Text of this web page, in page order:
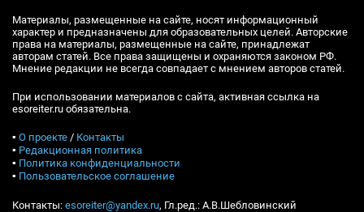
Материалы, размещенные на сайте, носят информационный
характер и предназначены для образовательных целей. Авторские
права на материалы, размещенные на сайте, принадлежат
авторам статей. Все права защищены и охраняются законом РФ.
Мнение редакции не всегда совпадает с мнением авторов статей.
При использовании материалов с сайта, активная ссылка на
esoreiter.ru обязательна.
▪ О проекте / Контакты
▪ Редакционная политика
▪ Политика конфиденциальности
▪ Пользовательское соглашение
Контакты: esoreiter@yandex.ru, Гл.ред.: А.В.Шебловинский